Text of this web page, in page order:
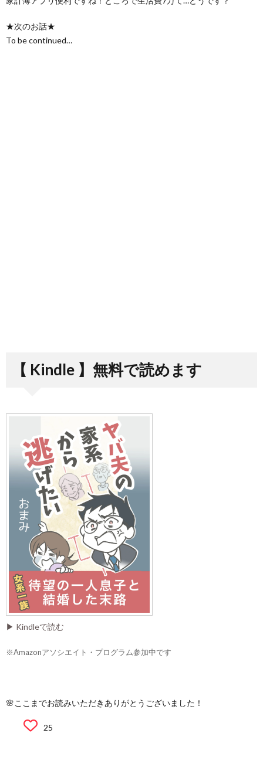
★次のお話★
To be continued…
【 Kindle 】無料で読めます
▶ Kindleで読む
※Amazonアソシエイト・プログラム参加中です
🌸ここまでお読みいただきありがとうございました！
25